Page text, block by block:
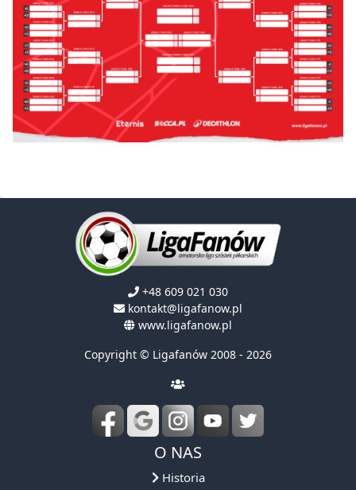
+48 609 021 030
kontakt@ligafanow.pl
www.ligafanow.pl
Copyright © Ligafanów 2008 - 2026
O NAS
Historia